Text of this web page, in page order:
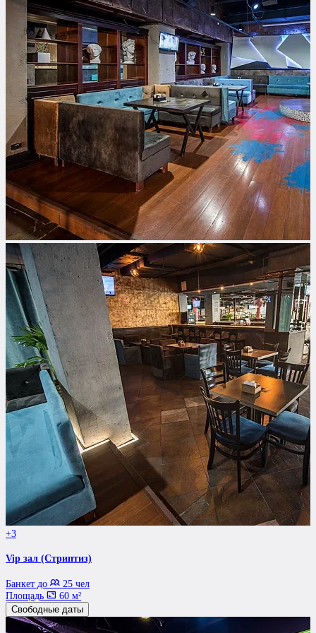
+3
Vip зал (Стриптиз)
Банкет до
25 чел
Площадь
60 м²
Свободные даты